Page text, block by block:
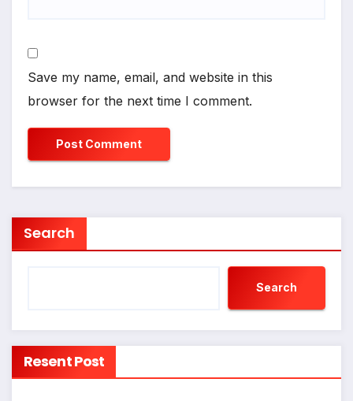
Save my name, email, and website in this
browser for the next time I comment.
Search
Search
Resent Post